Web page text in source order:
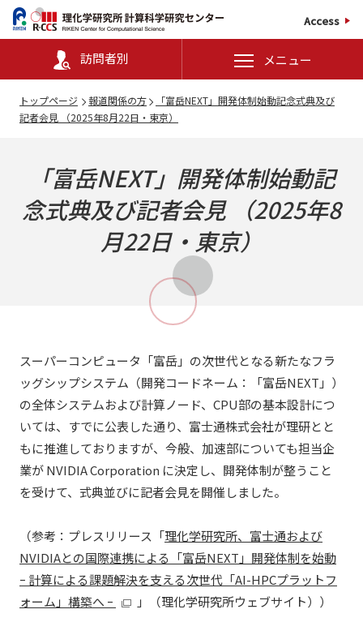
Access
訪問者別 メニュー
トップページ 報道関係の方
「富岳NEXT」開発体制始動記念式典及び
記者会見 （2025年8月22日・東京）
「富岳NEXT」開発体制始動記
念式典及び記者会見 （2025年8
月22日・東京）
スーパーコンピュータ「富岳」の次世代となる新たなフラ
ッグシップシステム（開発コードネーム：「富岳NEXT」）
の全体システムおよび計算ノード、CPU部の基本設計につ
いては、すでに公表した通り、富士通株式会社が理研とと
もに推進しておりますが、今般、加速部についても担当企
業が NVIDIA Corporation に決定し、開発体制が整うこと
を受けて、式典並びに記者会見を開催しました。
（参考：プレスリリース「理化学研究所、富士通および
NVIDIAとの国際連携による「富岳NEXT」開発体制を始動
ｰ 計算による課題解決を支える次世代「AI-HPCプラットフ
ォーム」構築へ ｰ
」（理化学研究所ウェブサイト））